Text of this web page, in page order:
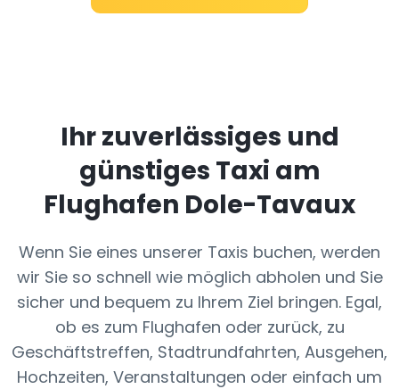
Ihr zuverlässiges und
günstiges Taxi am
Flughafen Dole-Tavaux
Wenn Sie eines unserer Taxis buchen, werden
wir Sie so schnell wie möglich abholen und Sie
sicher und bequem zu Ihrem Ziel bringen. Egal,
ob es zum Flughafen oder zurück, zu
Geschäftstreffen, Stadtrundfahrten, Ausgehen,
Hochzeiten, Veranstaltungen oder einfach um